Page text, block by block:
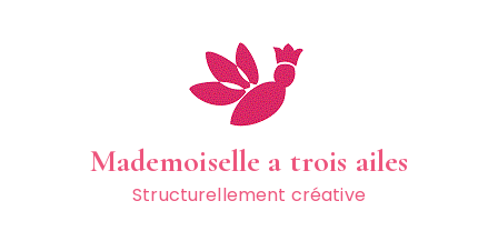
Mademoiselle a trois ailes
Structurellement créative